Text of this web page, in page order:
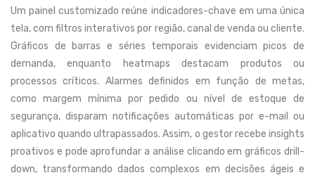
Um painel customizado reúne indicadores-chave em uma única
tela, com filtros interativos por região, canal de venda ou cliente.
Gráficos de barras e séries temporais evidenciam picos de
demanda, enquanto heatmaps destacam produtos ou
processos críticos. Alarmes definidos em função de metas,
como margem mínima por pedido ou nível de estoque de
segurança, disparam notificações automáticas por e-mail ou
aplicativo quando ultrapassados. Assim, o gestor recebe insights
proativos e pode aprofundar a análise clicando em gráficos drill-
down, transformando dados complexos em decisões ágeis e